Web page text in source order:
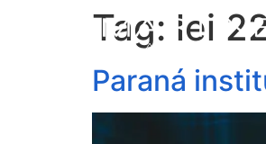
Tag: lei
Paraná